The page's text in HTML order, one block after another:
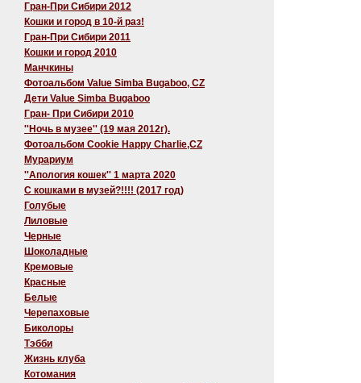
Гран-При Сибири 2012
Кошки и город в 10-й раз!
Гран-При Сибири 2011
Кошки и город 2010
Манчкины
Фотоальбом Value Simba Bugaboo, CZ
Дети Value Simba Bugaboo
Гран- При Сибири 2010
''Ночь в музее'' (19 мая 2012г).
Фотоальбом Cookie Happy Charlie,CZ
Мурариум
''Апология кошек'' 1 марта 2020
C кошками в музей?!!!! (2017 год)
Голубые
Лиловые
Черные
Шоколадные
Кремовые
Красные
Белые
Черепаховые
Биколоры
Тэбби
Жизнь клуба
Котомания